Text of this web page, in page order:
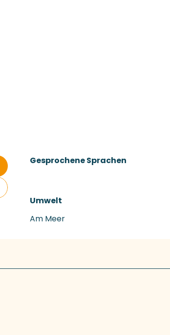
Gesprochene Sprachen
Gesprochene Sprachen
Umwelt
Umwelt
Am Meer